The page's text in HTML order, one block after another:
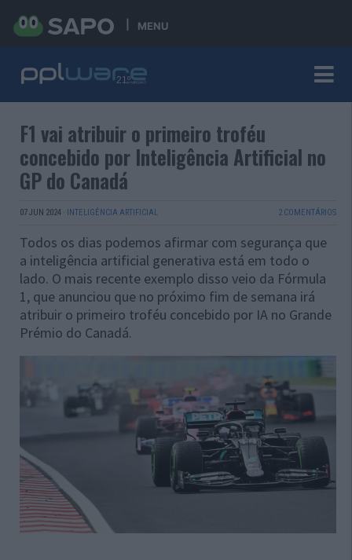
MENU
F1 vai atribuir o primeiro troféu
concebido por Inteligência Artificial no
GP do Canadá
07 JUN 2024 · INTELIGÊNCIA ARTIFICIAL 2 COMENTÁRIOS
Todos os dias podemos afirmar com segurança que
a inteligência artificial generativa está em todo o
lado. O mais recente exemplo disso veio da Fórmula
1, que anunciou que no próximo fim de semana irá
atribuir o primeiro troféu concebido por IA no Grande
Prémio do Canadá.